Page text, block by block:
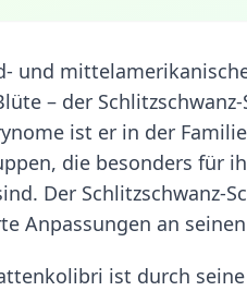
und
– der
ist er in der
die besonders für
Der
Anpassungen an
ist durch